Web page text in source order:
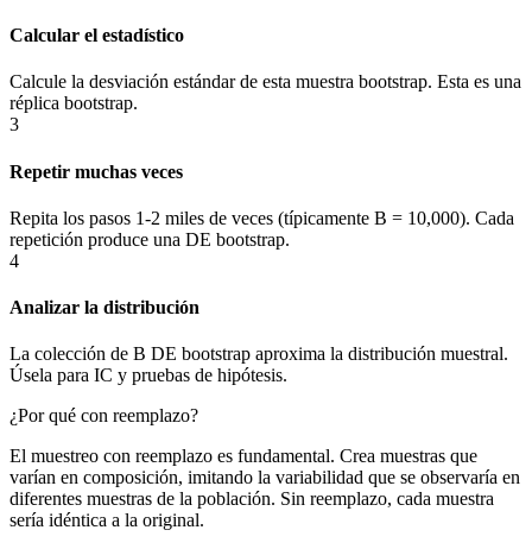
Calcular el estadístico
Calcule la desviación estándar de esta muestra bootstrap. Esta es una
réplica bootstrap.
3
Repetir muchas veces
Repita los pasos 1-2 miles de veces (típicamente B = 10,000). Cada
repetición produce una DE bootstrap.
4
Analizar la distribución
La colección de B DE bootstrap aproxima la distribución muestral.
Úsela para IC y pruebas de hipótesis.
¿Por qué con reemplazo?
El muestreo con reemplazo es fundamental. Crea muestras que
varían en composición, imitando la variabilidad que se observaría en
diferentes muestras de la población. Sin reemplazo, cada muestra
sería idéntica a la original.